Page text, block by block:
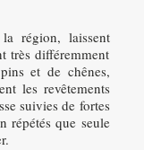
région, laissent
très différemment
et de chênes,
les revêtements
suivies de fortes
répétés que seule